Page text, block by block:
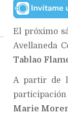
El próximo
Avellaneda
Tablao
A partir de
participación
Marie